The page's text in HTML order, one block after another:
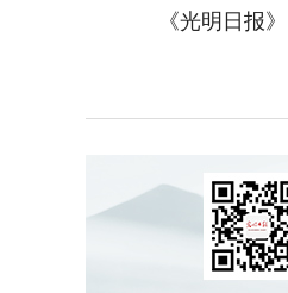
《光明日报》（